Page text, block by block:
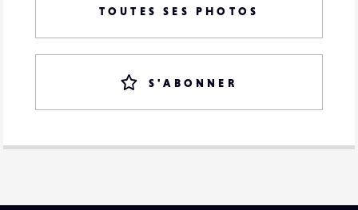
TOUTES SES PHOTOS
S'ABONNER